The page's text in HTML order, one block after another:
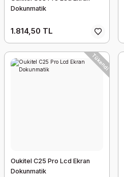
Dokunmatik
1.814,50 TL
Tükendi
Oukitel C25 Pro Lcd Ekran
Dokunmatik